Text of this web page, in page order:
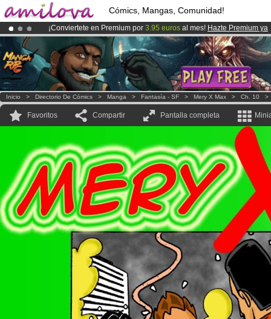
Cómics, Mangas, Comunidad!
¡Conviertete en Premium por 3.95 euros al mes! Hazte Premium ya
¡Ya tenemos 134393miembrosy 1208Cómics y Mangas!.
El Kickstarter Amilova está desormado lanzado!.
Inicio > Directorio De Cómics > Manga > Fantasía - SF > Mery X Max > Ch. 10
Favoritos Compartir Pantalla completa